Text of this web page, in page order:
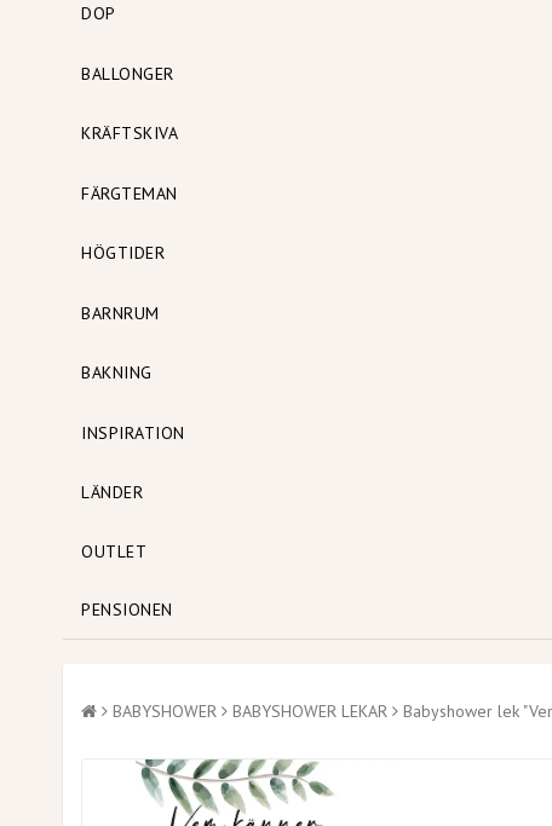
DOP
BALLONGER
KRÄFTSKIVA
FÄRGTEMAN
HÖGTIDER
BARNRUM
BAKNING
INSPIRATION
LÄNDER
OUTLET
PENSIONEN
BABYSHOWER BABYSHOWER LEKAR Babyshower lek